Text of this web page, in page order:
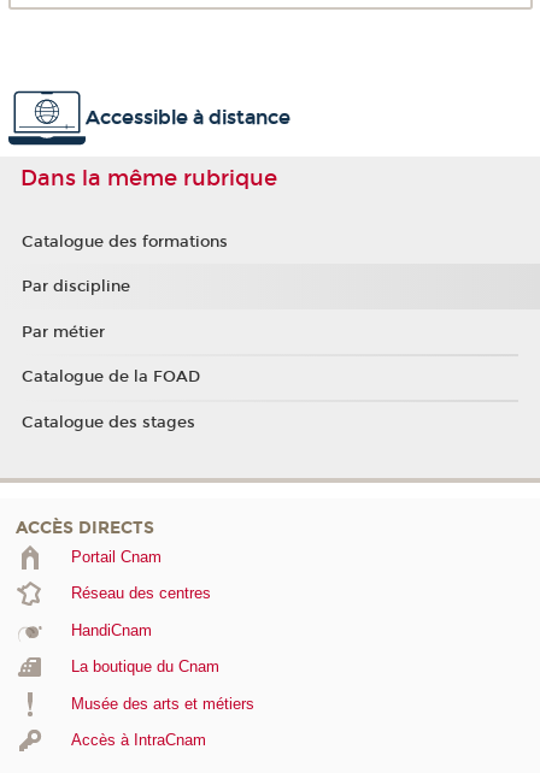
Accessible à distance
Dans la même rubrique
Catalogue des formations
Par discipline
Par métier
Catalogue de la FOAD
Catalogue des stages
ACCÈS DIRECTS
Portail Cnam
Réseau des centres
HandiCnam
La boutique du Cnam
Musée des arts et métiers
Accès à IntraCnam